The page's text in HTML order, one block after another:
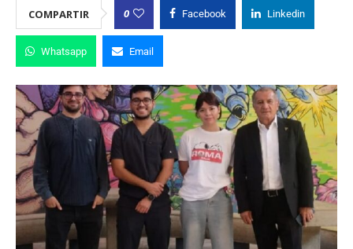
COMPARTIR 0 Facebook Linkedin
Whatsapp Email